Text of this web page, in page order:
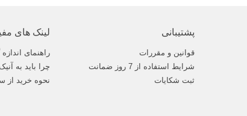
پشتیبانی
قوانین و مقررات
شرایط استفاده از 7 روز ضمانت
ثبت شکایات
لینک های
راهنمای اندازه
چرا باید به
نحوه خرید از